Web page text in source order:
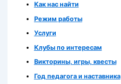
Как нас найти
Режим работы
Услуги
Клубы по интересам
Викторины, игры, квесты
Год педагога и наставника